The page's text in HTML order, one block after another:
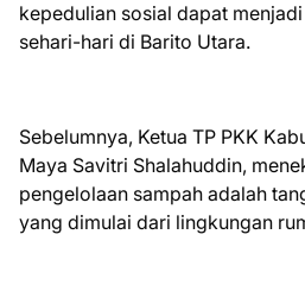
kepedulian sosial dapat
sehari-hari di Barito Utara.
Sebelumnya, Ketua TP PKK
Maya Savitri Shalahuddin,
pengelolaan sampah adalah
yang dimulai dari lingkungan